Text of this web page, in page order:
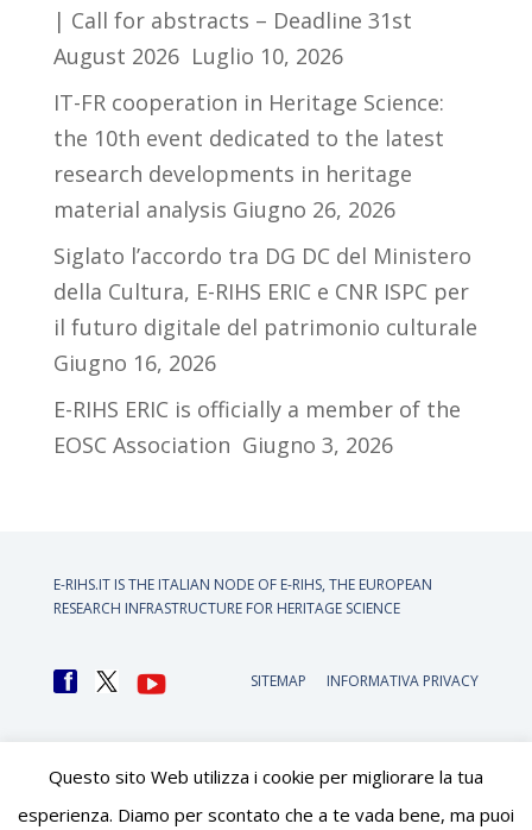
| Call for abstracts – Deadline 31st
August 2026 Luglio 10, 2026
IT-FR cooperation in Heritage Science:
the 10th event dedicated to the latest
research developments in heritage
material analysis Giugno 26, 2026
Siglato l’accordo tra DG DC del Ministero
della Cultura, E-RIHS ERIC e CNR ISPC per
il futuro digitale del patrimonio culturale
Giugno 16, 2026
E-RIHS ERIC is officially a member of the
EOSC Association Giugno 3, 2026
E-RIHS.IT IS THE ITALIAN NODE OF E-RIHS, THE EUROPEAN
RESEARCH INFRASTRUCTURE FOR HERITAGE SCIENCE
SITEMAP INFORMATIVA PRIVACY
Questo sito Web utilizza i cookie per migliorare la tua
esperienza. Diamo per scontato che a te vada bene, ma puoi